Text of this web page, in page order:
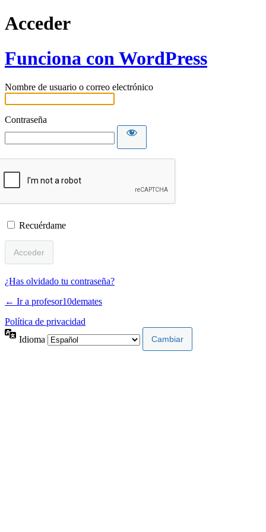
Acceder
Funciona con WordPress
Nombre de usuario o correo electrónico
Contraseña
Recuérdame
¿Has olvidado tu contraseña?
← Ir a profesor10demates
Política de privacidad
Idioma